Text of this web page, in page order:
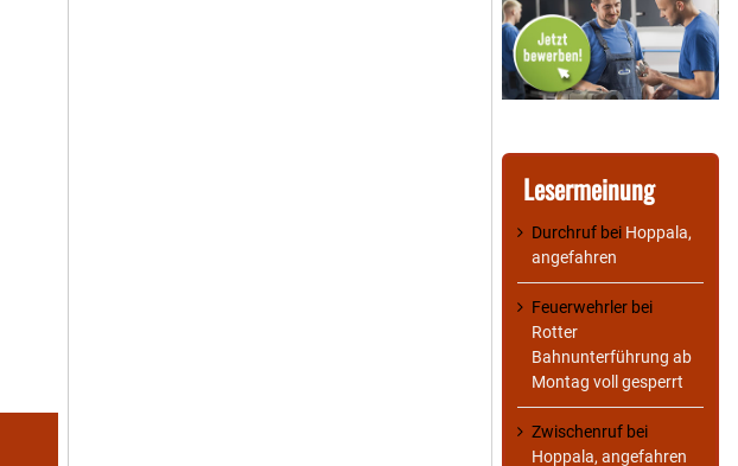
Lesermeinung
Durchruf bei Hoppala,
angefahren
Feuerwehrler bei
Rotter
Bahnunterführung ab
Montag voll gesperrt
Zwischenruf bei
Hoppala, angefahren